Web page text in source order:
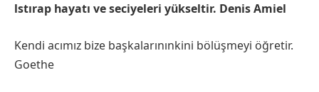
lstırap hayatı ve seciyeleri yükseltir. Denis Amiel
Kendi acımız bize başkalarınınkini bölüşmeyi öğretir.
Goethe